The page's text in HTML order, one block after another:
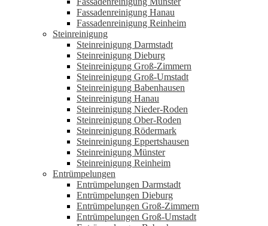
Fassadenreinigung Hanau
Fassadenreinigung Reinheim
Steinreinigung
Steinreinigung Darmstadt
Steinreinigung Dieburg
Steinreinigung Groß-Zimmern
Steinreinigung Groß-Umstadt
Steinreinigung Babenhausen
Steinreinigung Hanau
Steinreinigung Nieder-Roden
Steinreinigung Ober-Roden
Steinreinigung Rödermark
Steinreinigung Eppertshausen
Steinreinigung Münster
Steinreinigung Reinheim
Entrümpelungen
Entrümpelungen Darmstadt
Entrümpelungen Dieburg
Entrümpelungen Groß-Zimmern
Entrümpelungen Groß-Umstadt